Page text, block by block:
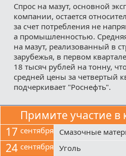
Спрос на мазут, основной
компании, остается
за счет потребления не
а промышленностью.
на мазут, реализованный в
зарубежья, в первом
18 тысяч рублей на тонну,
средней цены за четвертый
подчеркивает "Роснефть".
Примите участие в
17 сентября Смазочные
24 сентября Уголь